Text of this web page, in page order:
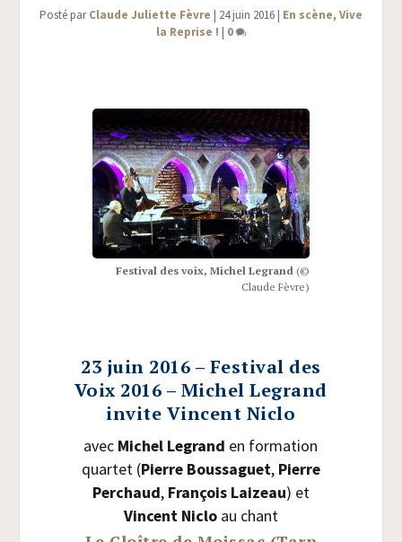
Posté parClaude Juliette Fèvre | 24 juin 2016 | En scène, Vive
la Reprise ! | 0
Fes­ti­val des voix, Michel Legrand (©
Claude Fèvre)
23 juin 2016 – Festival des
Voix 2016 – Michel Legrand
invite Vincent Niclo
avec Michel Legrand en for­ma­tion
quar­tet (Pierre Bous­sa­guet, Pierre
Per­chaud, Fran­çois Lai­zeau) et
Vincent Nicloau chant